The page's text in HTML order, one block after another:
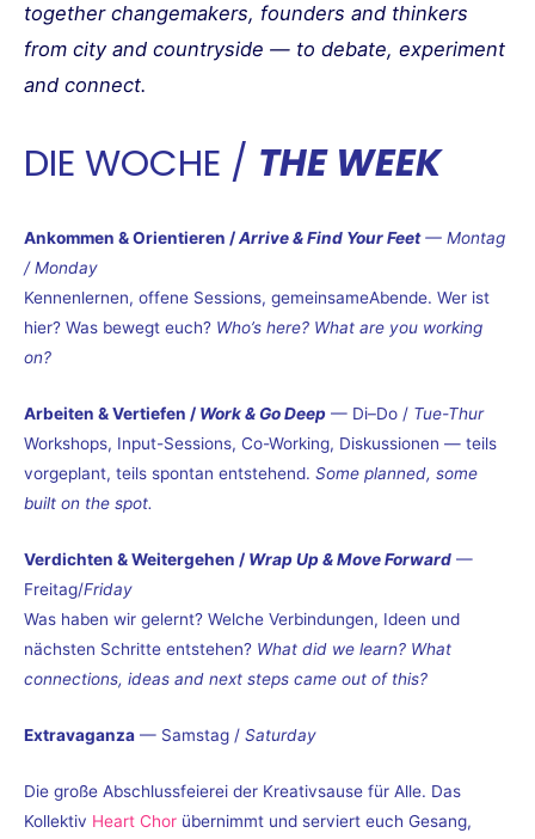
together changemakers, founders and thinkers
from city and countryside — to debate, experiment
and connect.
DIE WOCHE / THE WEEK
Ankommen & Orientieren /Arrive & Find Your Feet— Montag
/ Monday
Kennenlernen, offene Sessions, gemeinsameAbende. Wer ist
hier? Was bewegt euch? Who’s here? What are you working
on?
Arbeiten & Vertiefen / Work & Go Deep — Di–Do / Tue-Thur
Workshops, Input-Sessions, Co-Working, Diskussionen — teils
vorgeplant, teils spontan entstehend. Some planned, some
built on the spot.
Verdichten & Weitergehen / Wrap Up & Move Forward —
Freitag/Friday
Was haben wir gelernt? Welche Verbindungen, Ideen und
nächsten Schritte entstehen? What did we learn? What
connections, ideas and next steps came out of this?
Extravaganza — Samstag / Saturday
Die große Abschlussfeierei der Kreativsause für Alle. Das
Kollektiv Heart Chor übernimmt und serviert euch Gesang,